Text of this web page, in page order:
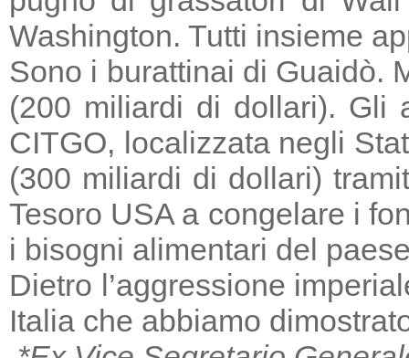
Washington. Tutti insieme
Sono i burattinai di Guaidò.
(200 miliardi di dollari). Gli
CITGO, localizzata negli
(300 miliardi di dollari)
Tesoro USA a congelare i
i bisogni alimentari del
Dietro l’aggressione
Italia che abbiamo